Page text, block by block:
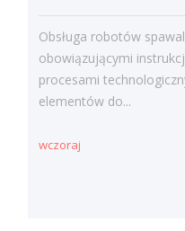
Obsługa robotów
obowiązującymi
procesami
elementów do...
wczoraj